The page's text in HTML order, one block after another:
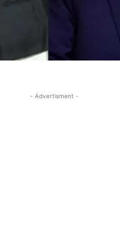
- Advertisment -